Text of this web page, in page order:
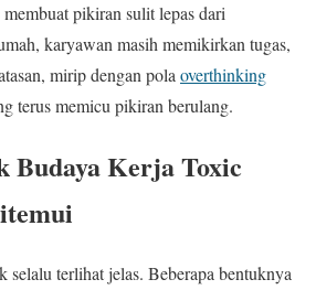
pikiran sulit lepas dari
karyawan masih memikirkan tugas,
mirip dengan pola overthinking
terus memicu pikiran berulang.
Budaya Kerja Toxic
selalu terlihat jelas. Beberapa bentuknya